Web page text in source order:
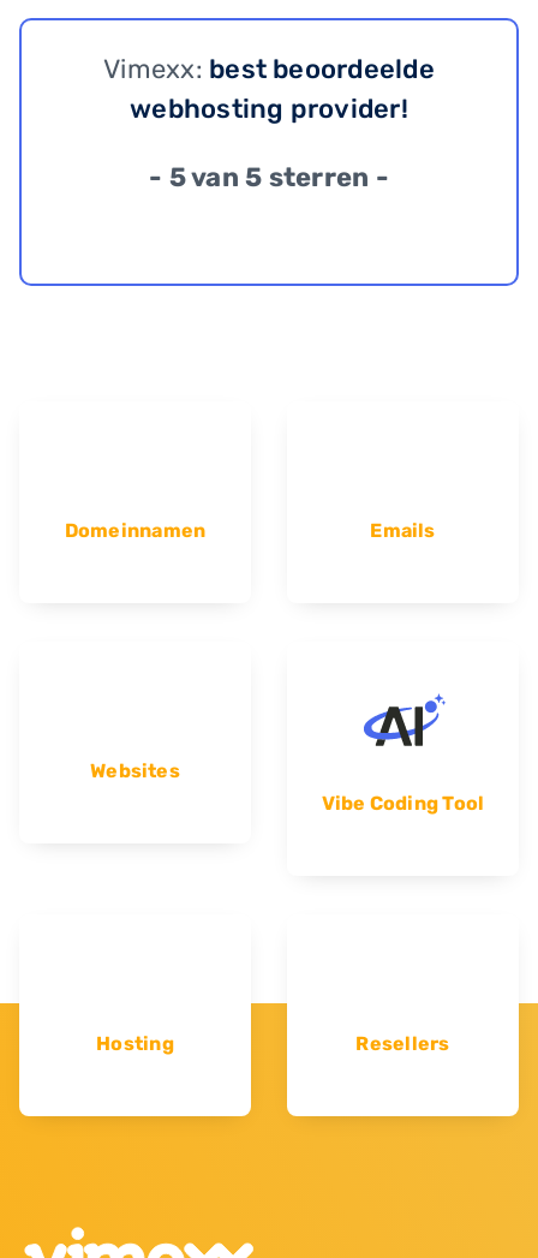
Vimexx: best beoordeelde
webhosting provider!
- 5 van 5 sterren -
Domeinnamen Emails
Websites
Vibe Coding Tool
Hosting Resellers